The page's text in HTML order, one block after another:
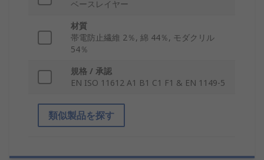
ベースレイヤー
材質
帯電防止繊維 2％, 綿 44％, モダクリル
54％
規格 / 承認
EN ISO 11612 A1 B1 C1 F1 & EN 1149-5
類似製品を探す